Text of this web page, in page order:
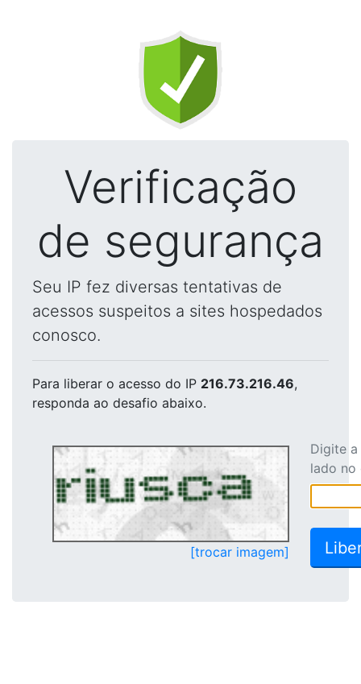
Verificação
de segurança
Seu IP fez diversas tentativas de
acessos suspeitos a sites hospedados
conosco.
Para liberar o acesso do IP 216.73.216.46,
responda ao desafio abaixo.
[trocar imagem]
Digite
lado no